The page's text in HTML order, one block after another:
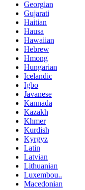
Georgian
Gujarati
Haitian
Hausa
Hawaiian
Hebrew
Hmong
Hungarian
Icelandic
Igbo
Javanese
Kannada
Kazakh
Khmer
Kurdish
Kyrgyz
Latin
Latvian
Lithuanian
Luxembou..
Macedonian